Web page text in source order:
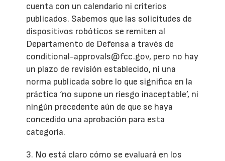
cuenta con un calendario ni criterios
publicados. Sabemos que las solicitudes de
dispositivos robóticos se remiten al
Departamento de Defensa a través de
conditional-approvals@fcc.gov, pero no hay
un plazo de revisión establecido, ni una
norma publicada sobre lo que significa en la
práctica ‘no supone un riesgo inaceptable’, ni
ningún precedente aún de que se haya
concedido una aprobación para esta
categoría.
3. No está claro cómo se evaluará en los